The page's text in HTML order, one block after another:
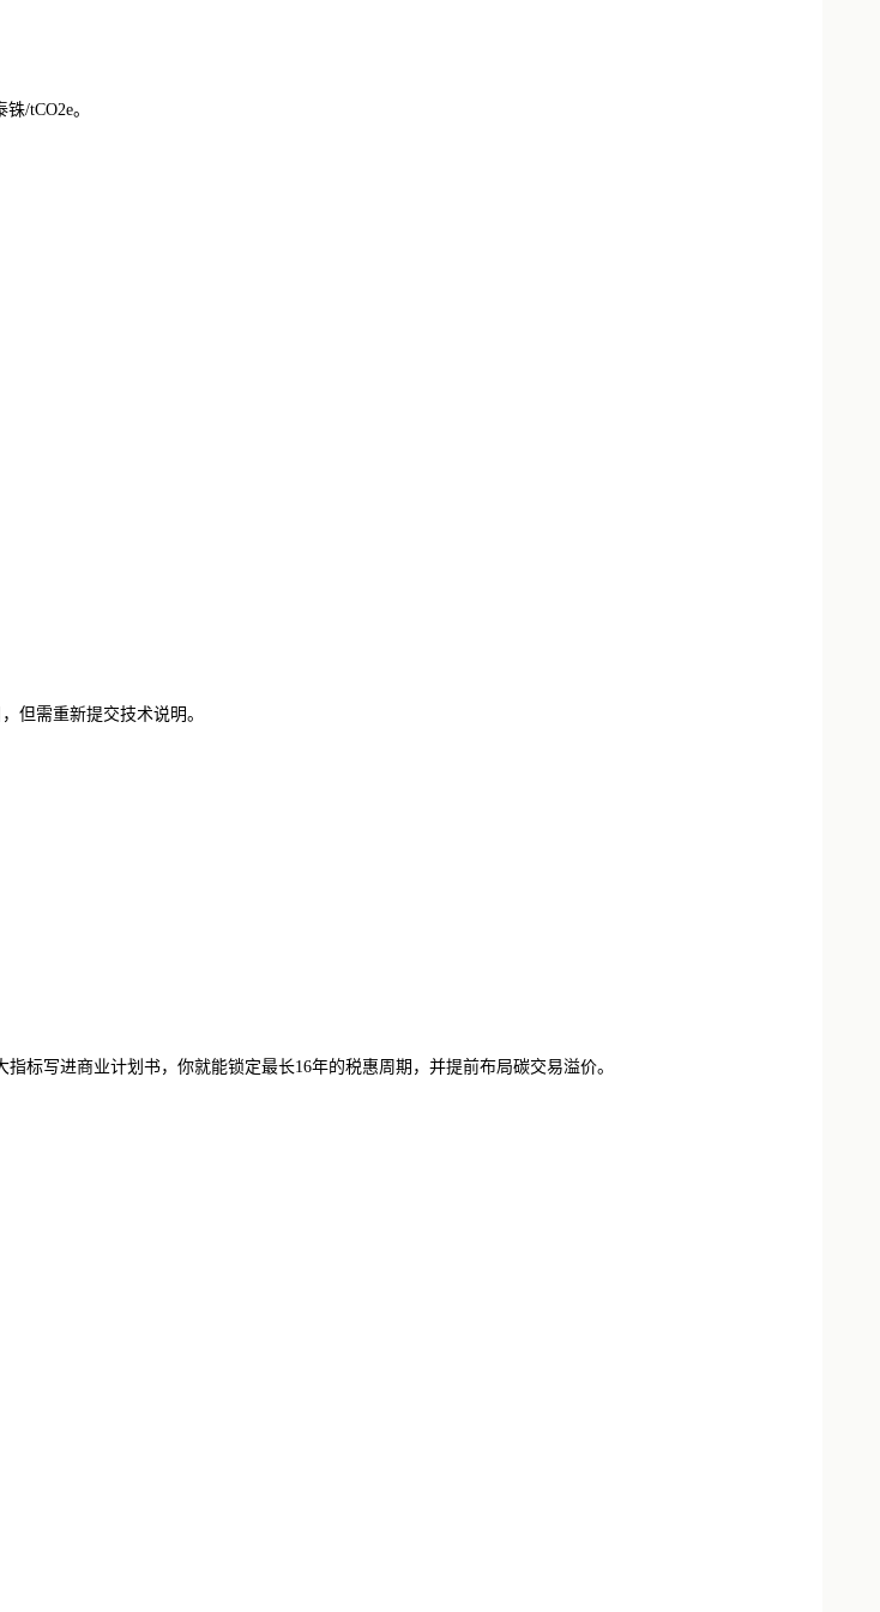
/tCO2e。
但需重新提交技术说明。
标写进商业计划书，你就能锁定最长16年的税惠周期，并提前布局碳交易溢价。